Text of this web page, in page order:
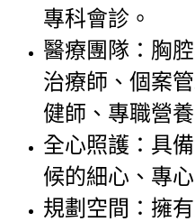
專科會診。
醫療團隊：胸
治療師、個案
健師、專職營
全心照護：具
候的細心、專
規劃空間：擁